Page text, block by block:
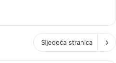
Sljedeća stranica